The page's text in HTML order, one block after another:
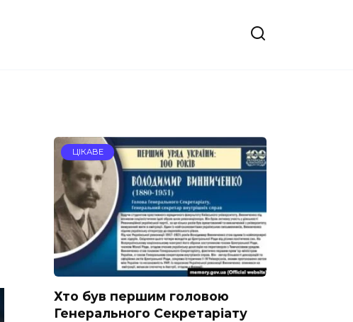
ЦІКАВЕ
Хто був першим головою
Генерального Секретаріату